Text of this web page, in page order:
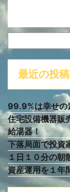
最近の投稿
99.9%は幸せの
住宅設備機器販
給湯器！
下落局面で投資
１日１０分の
資産運用を１年